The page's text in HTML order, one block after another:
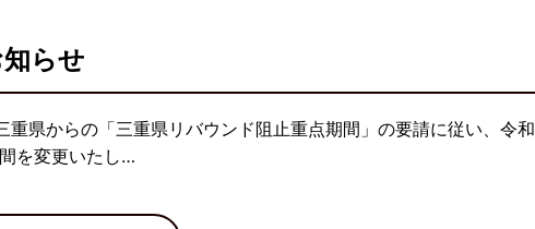
らせ
県からの「三重県リバウンド阻止重点期間」の要請に従い、令和
を変更いたし…